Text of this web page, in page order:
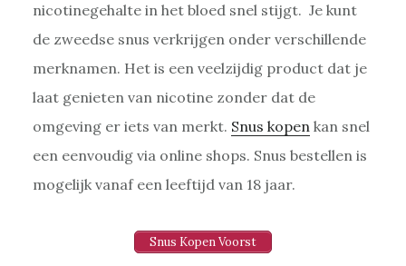
nicotinegehalte in het bloed snel stijgt. Je kunt
de zweedse snus verkrijgen onder verschillende
merknamen. Het is een veelzijdig product dat je
laat genieten van nicotine zonder dat de
omgeving er iets van merkt. Snus kopenkan snel
een eenvoudig via online shops. Snus bestellen is
mogelijk vanaf een leeftijd van 18 jaar.
Snus Kopen Voorst